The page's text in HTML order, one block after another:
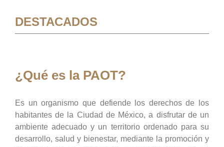
DESTACADOS
¿Qué es la PAOT?
Es un organismo que defiende los derechos de los
habitantes de la Ciudad de México, a disfrutar de un
ambiente adecuado y un territorio ordenado para su
desarrollo, salud y bienestar, mediante la promoción y